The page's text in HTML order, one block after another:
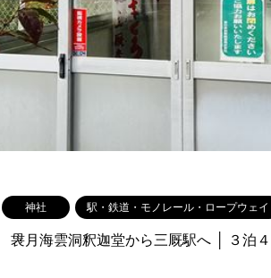
神社 駅・鉄道・モノレール・ロープウェイ
袰月海雲洞釈迦堂から三厩駅へ │ ３泊